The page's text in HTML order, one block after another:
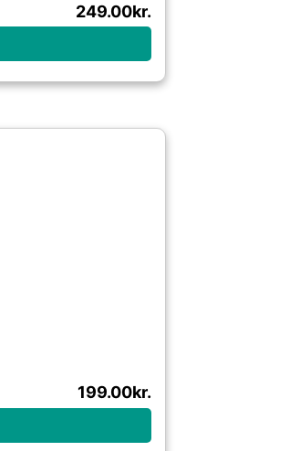
249.00kr.
199.00kr.